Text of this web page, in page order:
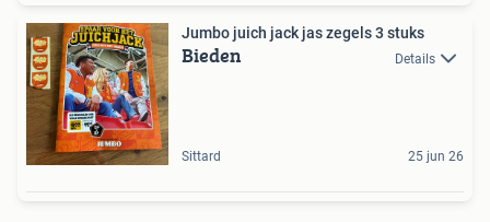
Jumbo juich jack jas zegels 3 stuks
Bieden Details
Sittard 25 jun 26